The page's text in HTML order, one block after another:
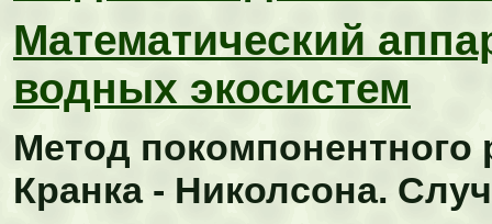
Математический
водных экосистем
Метод
Кранка - Николсона.